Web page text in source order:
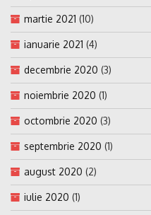
martie 2021 (10)
ianuarie 2021 (4)
decembrie 2020 (3)
noiembrie 2020 (1)
octombrie 2020 (3)
septembrie 2020 (1)
august 2020 (2)
iulie 2020 (1)